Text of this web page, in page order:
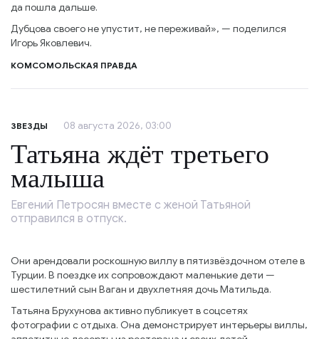
да пошла дальше.
Дубцова своего не упустит, не переживай», — поделился
Игорь Яковлевич.
КОМСОМОЛЬСКАЯ ПРАВДА
ЗВЕЗДЫ 08 августа 2026, 03:00
Татьяна ждёт третьего
малыша
Евгений Петросян вместе с женой Татьяной
отправился в отпуск.
Они арендовали роскошную виллу в пятизвёздочном отеле в
Турции. В поездке их сопровождают маленькие дети —
шестилетний сын Ваган и двухлетняя дочь Матильда.
Татьяна Брухунова активно публикует в соцсетях
фотографии с отдыха. Она демонстрирует интерьеры виллы,